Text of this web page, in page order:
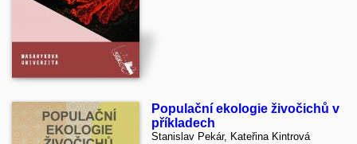
Populační ekologie živočichů v
příkladech
Stanislav Pekár, Kateřina Kintrová